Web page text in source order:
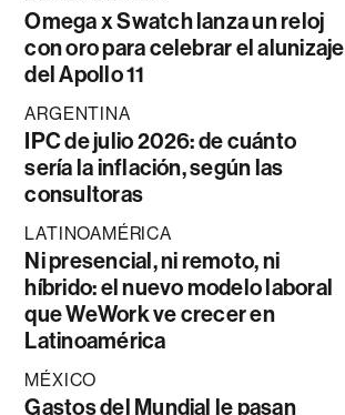
Omega x Swatch lanza un reloj
con oro para celebrar el alunizaje
del Apollo 11
ARGENTINA
IPC de julio 2026: de cuánto
sería la inflación, según las
consultoras
LATINOAMÉRICA
Ni presencial, ni remoto, ni
híbrido: el nuevo modelo laboral
que WeWork ve crecer en
Latinoamérica
MÉXICO
Gastos del Mundial le pasan